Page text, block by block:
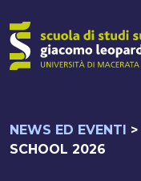
NEWS ED EVENTI >
SCHOOL 2026